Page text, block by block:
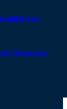
Costa
Nicaragua